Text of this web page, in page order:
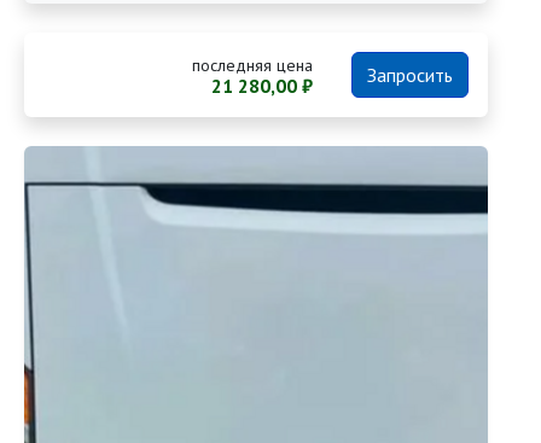
последняя цена
21 280,00 ₽ Запросить